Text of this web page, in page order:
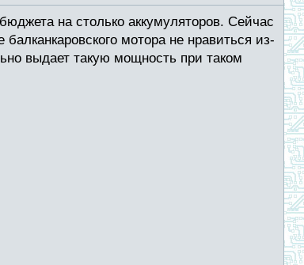
на столько аккумуляторов. Сейчас
мотора не нравиться из-
выдает такую мощность при таком